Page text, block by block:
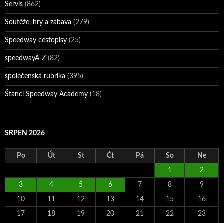
Servis (862)
Soutěže, hry a zábava (279)
Speedway cestopisy (25)
speedwayA-Z (82)
společenská rubrika (395)
Štancl Speedway Academy (18)
SRPEN 2026
Po Út St Čt Pá So Ne
1 2
3 4 5 6 7 8 9
10 11 12 13 14 15 16
17 18 19 20 21 22 23